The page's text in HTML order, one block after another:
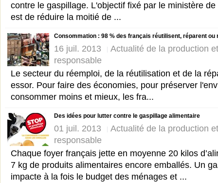
contre le gaspillage. L'objectif fixé par le ministère
est de réduire la moitié de ...
Consommation : 98 % des français réutilisent, réparent ou
16 juil. 2013
Actualité de la production
responsable
Le secteur du réemploi, de la réutilisation et de la
essor. Pour faire des économies, pour préserver
consommer moins et mieux, les fra...
Des idées pour lutter contre le gaspillage alimentaire
01 juil. 2013
Actualité de la production
responsable
Chaque foyer français jette en moyenne 20 kilos
7 kg de produits alimentaires encore emballés. Un
impacte à la fois le budget des ménages et ...